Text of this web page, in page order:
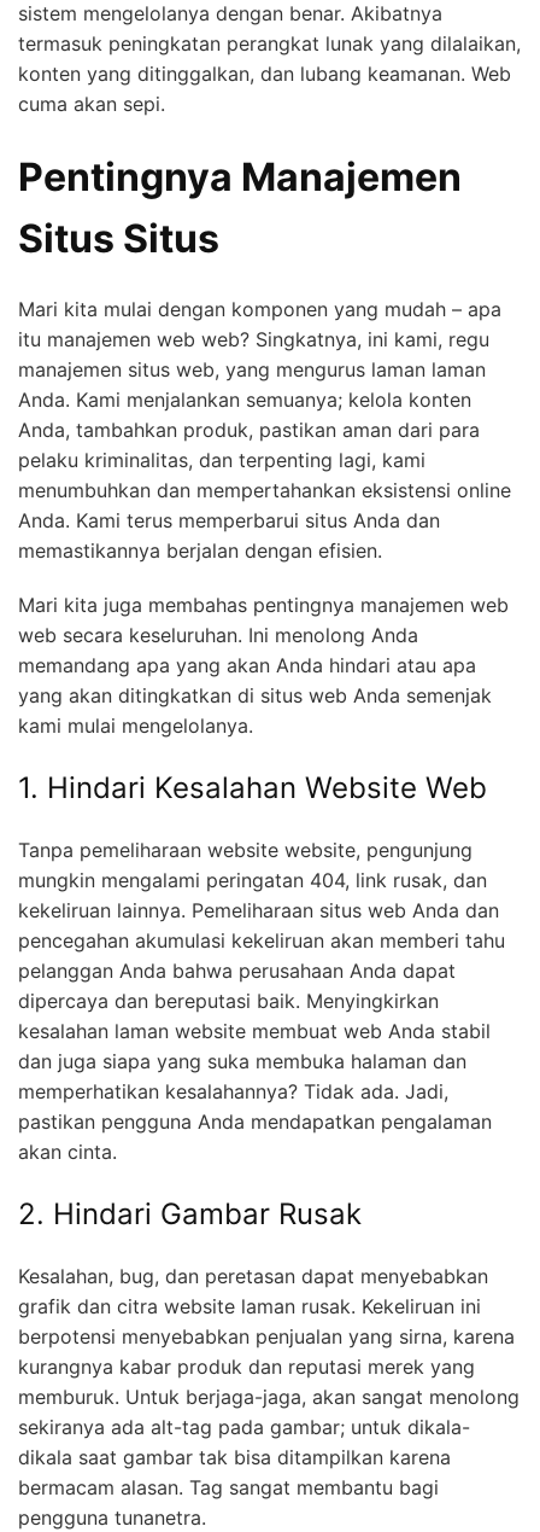
sistem mengelolanya dengan benar. Akibatnya
termasuk peningkatan perangkat lunak yang dilalaikan,
konten yang ditinggalkan, dan lubang keamanan. Web
cuma akan sepi.
Pentingnya Manajemen
Situs Situs
Mari kita mulai dengan komponen yang mudah – apa
itu manajemen web web? Singkatnya, ini kami, regu
manajemen situs web, yang mengurus laman laman
Anda. Kami menjalankan semuanya; kelola konten
Anda, tambahkan produk, pastikan aman dari para
pelaku kriminalitas, dan terpenting lagi, kami
menumbuhkan dan mempertahankan eksistensi online
Anda. Kami terus memperbarui situs Anda dan
memastikannya berjalan dengan efisien.
Mari kita juga membahas pentingnya manajemen web
web secara keseluruhan. Ini menolong Anda
memandang apa yang akan Anda hindari atau apa
yang akan ditingkatkan di situs web Anda semenjak
kami mulai mengelolanya.
1. Hindari Kesalahan Website Web
Tanpa pemeliharaan website website, pengunjung
mungkin mengalami peringatan 404, link rusak, dan
kekeliruan lainnya. Pemeliharaan situs web Anda dan
pencegahan akumulasi kekeliruan akan memberi tahu
pelanggan Anda bahwa perusahaan Anda dapat
dipercaya dan bereputasi baik. Menyingkirkan
kesalahan laman website membuat web Anda stabil
dan juga siapa yang suka membuka halaman dan
memperhatikan kesalahannya? Tidak ada. Jadi,
pastikan pengguna Anda mendapatkan pengalaman
akan cinta.
2. Hindari Gambar Rusak
Kesalahan, bug, dan peretasan dapat menyebabkan
grafik dan citra website laman rusak. Kekeliruan ini
berpotensi menyebabkan penjualan yang sirna, karena
kurangnya kabar produk dan reputasi merek yang
memburuk. Untuk berjaga-jaga, akan sangat menolong
sekiranya ada alt-tag pada gambar; untuk dikala-
dikala saat gambar tak bisa ditampilkan karena
bermacam alasan. Tag sangat membantu bagi
pengguna tunanetra.